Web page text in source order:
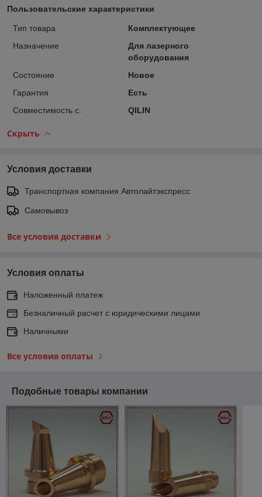
Пользовательские характеристики
Тип товара
Комплектующее
Назначение
Для лазерного
оборудования
Состояние
Новое
Гарантия
Есть
Совместимость с:
QILIN
Скрыть
Условия доставки
Транспортная компания Автолайтэкспресс
Самовывоз
Все условия доставки
Условия оплаты
Наложенный платеж
Безналичный расчет с юридическими лицами
Наличными
Все условия оплаты
Подобные товары компании